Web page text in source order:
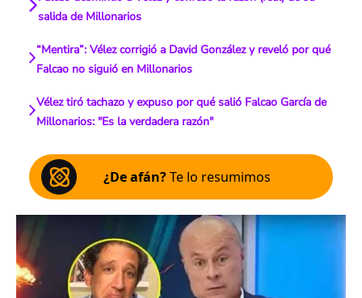
salida de Millonarios
“Mentira”: Vélez corrigió a David González y reveló por qué
Falcao no siguió en Millonarios
Vélez tiró tachazo y expuso por qué salió Falcao García de
Millonarios: "Es la verdadera razón"
¿De afán?Te lo resumimos